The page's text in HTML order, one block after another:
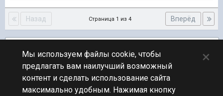
Назад Вперёд
Страница 1 из 4
ПЕРЕЙТИ К СПИСКУ ТЕМ
Текст и стихи
Мы используем файлы cookie, чтобы
предлагать вам наилучший возможный
контент и сделать использование сайта
максимально удобным. Нажимая кнопку
×